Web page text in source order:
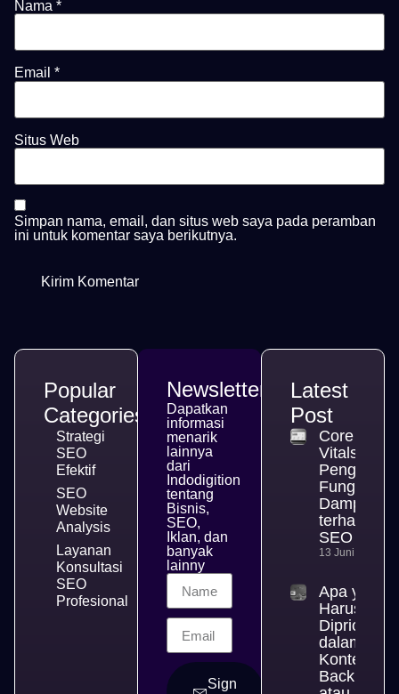
Nama *
Email *
Situs Web
Simpan nama, email, dan situs web saya pada peramban
ini untuk komentar saya berikutnya.
Popular
Categories
Strategi
SEO
Efektif
SEO
Website
Analysis
Layanan
Konsultasi
SEO
Profesional
Newsletter
Dapatkan
informasi
menarik
lainnya
dari
Indodigition
tentang
Bisnis,
SEO,
Iklan, dan
banyak
lainny
Sign
Latest
Post
Core Web
Vitals,
Fungsi,
terhadap
SEO
13 Juni 2026
Apa yang
Harus
dalam
Konten,
Backlink,